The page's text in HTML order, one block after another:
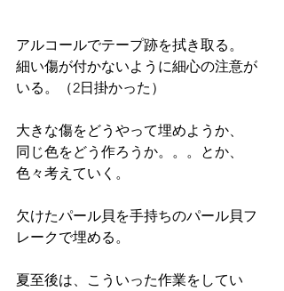
アルコールでテープ跡を拭き取る。
細い傷が付かないように細心の注意が
いる。（2日掛かった）
大きな傷をどうやって埋めようか、
同じ色をどう作ろうか。。。とか、
色々考えていく。
欠けたパール貝を手持ちのパール貝フ
レークで埋める。
夏至後は、こういった作業をしてい